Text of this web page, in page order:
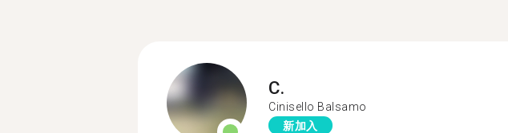
C.
Cinisello Balsamo
新加入